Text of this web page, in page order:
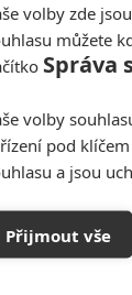
volby zde
můžete
Správa
volby
pod
a jsou
Přijmout vše